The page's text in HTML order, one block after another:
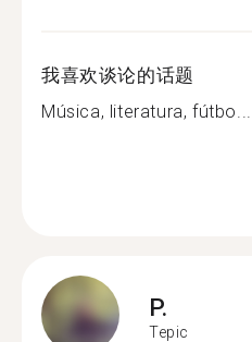
我喜欢谈论的话题
Música, literatura, fútbo...
P.
Tepic